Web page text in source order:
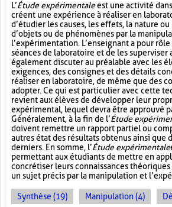
L’Étude expérimentaleest une activité
créent une expérience à réaliser en
d’étudier les causes, les effets, la nature
d’objets ou de phénomènes par la
l’expérimentation. L’enseignant a pour
séances de laboratoire et de les
également discuter au préalable avec les
exigences, des consignes et des détails
réaliser en laboratoire, de même que des
adopter. Ce qui est particulier avec cette
revient aux élèves de développer leur
expérimental, lequel devra être approuvé
Généralement, à la fin de l’Étude
doivent remettre un rapport partiel ou
autres état des résultats obtenus ainsi que
derniers. En somme, l’Étude expérimentale
permettant aux étudiants de mettre en
concrétiser leurs connaissances
un sujet précis par la manipulation et
Synthèse (19) Manipulation (4)